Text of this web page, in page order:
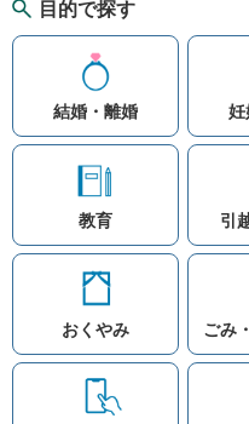
知りたい情報を検索
目的で探す
結婚・離婚 妊
教育 引
おくやみ ごみ
お問い合わせ
このホームページ